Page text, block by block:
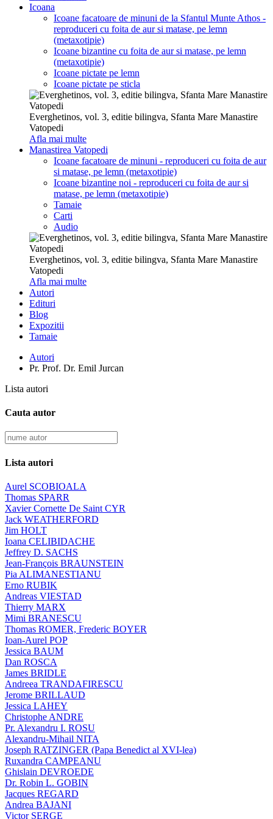
Icoana
Icoane facatoare de minuni de la Sfantul Munte Athos -
reproduceri cu foita de aur si matase, pe lemn
(metaxotipie)
Icoane bizantine cu foita de aur si matase, pe lemn
(metaxotipie)
Icoane pictate pe lemn
Icoane pictate pe sticla
Everghetinos, vol. 3, editie bilingva, Sfanta Mare Manastire
Vatopedi
Afla mai multe
Manastirea Vatopedi
Icoane facatoare de minuni - reproduceri cu foita de aur
si matase, pe lemn (metaxotipie)
Icoane bizantine noi - reproduceri cu foita de aur si
matase, pe lemn (metaxotipie)
Tamaie
Carti
Audio
Everghetinos, vol. 3, editie bilingva, Sfanta Mare Manastire
Vatopedi
Afla mai multe
Autori
Edituri
Blog
Expozitii
Tamaie
Autori
Pr. Prof. Dr. Emil Jurcan
Lista autori
Cauta autor
Lista autori
Aurel SCOBIOALA
Thomas SPARR
Xavier Cornette De Saint CYR
Jack WEATHERFORD
Jim HOLT
Ioana CELIBIDACHE
Jeffrey D. SACHS
Jean-François BRAUNSTEIN
Pia ALIMANESTIANU
Erno RUBIK
Andreas VIESTAD
Thierry MARX
Mimi BRANESCU
Thomas ROMER, Frederic BOYER
Ioan-Aurel POP
Jessica BAUM
Dan ROSCA
James BRIDLE
Andreea TRANDAFIRESCU
Jerome BRILLAUD
Jessica LAHEY
Christophe ANDRE
Pr. Alexandru I. ROSU
Alexandru-Mihail NITA
Joseph RATZINGER (Papa Benedict al XVI-lea)
Ruxandra CAMPEANU
Ghislain DEVROEDE
Dr. Robin L. GOBIN
Jacques REGARD
Andrea BAJANI
Victor SERGE